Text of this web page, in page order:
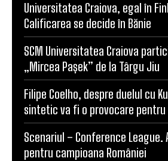
Universitatea Craiova, egal în
Calificarea se decide în Bănie
SCM Universitatea Craiova
„Mircea Pașek” de la Târgu Jiu
Filipe Coelho, despre duelul cu
sintetic va fi o provocare pentru
Scenariul – Conference League.
pentru campioana României